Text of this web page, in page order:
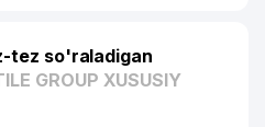
tez so'raladigan
GROUP XUSUSIY